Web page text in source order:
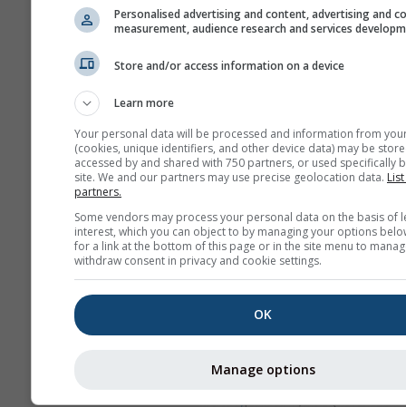
Personalised advertising and content, advertising and
measurement, audience research and services
Store and/or access information on a device
Learn more
Your personal data will be processed and information from
(cookies, unique identifiers, and other device data) may be
accessed by and shared with 750 partners, or used specifically
site. We and our partners may use precise geolocation data.
partners.
Some vendors may process your personal data on the basis of
interest, which you can object to by managing your options
for a link at the bottom of this page or in the site menu to
withdraw consent in privacy and cookie settings.
OK
Manage options